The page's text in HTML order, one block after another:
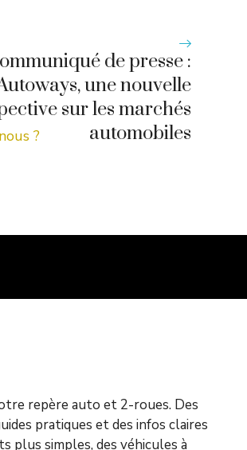
de presse :
une nouvelle
sur les marchés
automobiles
?
repère auto et 2-roues. Des
pratiques et des infos claires
plus simples, des véhicules à